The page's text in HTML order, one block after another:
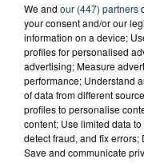
SAINT-ETIENNE :
UNE CHUTE DU
We and our (447) partners
your consent and/or our
information on a device;
profiles for personalised
advertising; Measure
performance; Understand
of data from different
profiles to personalise
content; Use limited data
detect fraud, and fix
Save and communicate